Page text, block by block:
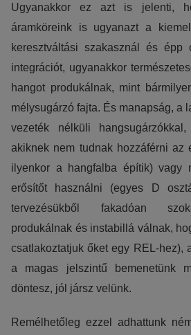
Ugyanakkor ez azt is jelenti,
áramköreink is ugyanazt a
keresztváltási szakasznál és
integrációt, ugyanakkor
hangot produkálnak, mint
mélysugárzó fajta. És manapság, a
vezeték nélküli
akiknek nem tudnak hozzáférni az
ilyenkor a hangfalba építik) vagy
erősítőt használni (egyes D
tervezésükből fakadóan
produkálnak és instabillá válnak,
csatlakoztatjuk őket egy REL-hez),
a magas jelszintű bemenetünk
döntesz, jól jársz velünk.
Remélhetőleg ezzel adhattunk